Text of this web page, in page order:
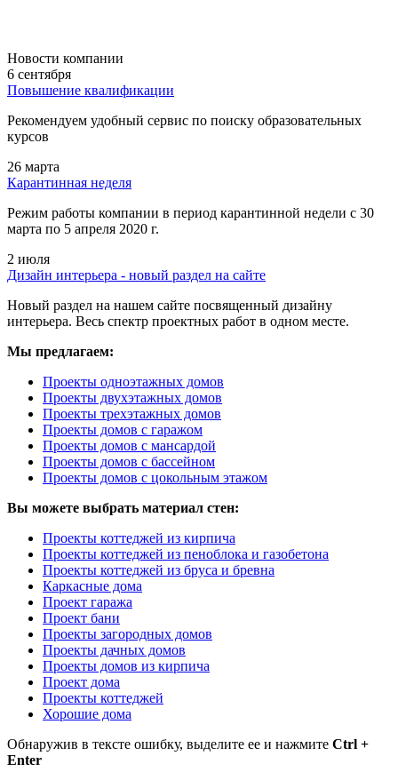
Новости компании
6 сентября
Повышение квалификации
Рекомендуем удобный сервис по поиску образовательных
курсов
26 марта
Карантинная неделя
Режим работы компании в период карантинной недели c 30
марта по 5 апреля 2020 г.
2 июля
Дизайн интерьера - новый раздел на сайте
Новый раздел на нашем сайте посвященный дизайну
интерьера. Весь спектр проектных работ в одном месте.
Мы предлагаем:
Проекты одноэтажных домов
Проекты двухэтажных домов
Проекты трехэтажных домов
Проекты домов с гаражом
Проекты домов с мансардой
Проекты домов с бассейном
Проекты домов с цокольным этажом
Вы можете выбрать материал стен:
Проекты коттеджей из кирпича
Проекты коттеджей из пеноблока и газобетона
Проекты коттеджей из бруса и бревна
Каркасные дома
Проект гаража
Проект бани
Проекты загородных домов
Проекты дачных домов
Проекты домов из кирпича
Проект дома
Проекты коттеджей
Хорошие дома
Обнаружив в тексте ошибку, выделите ее и нажмите Ctrl +
Enter